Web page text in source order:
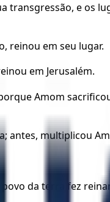
transgressão, e
reinou em seu lugar.
em Jerusalém.
Amom
antes, multiplicou
da terra fez